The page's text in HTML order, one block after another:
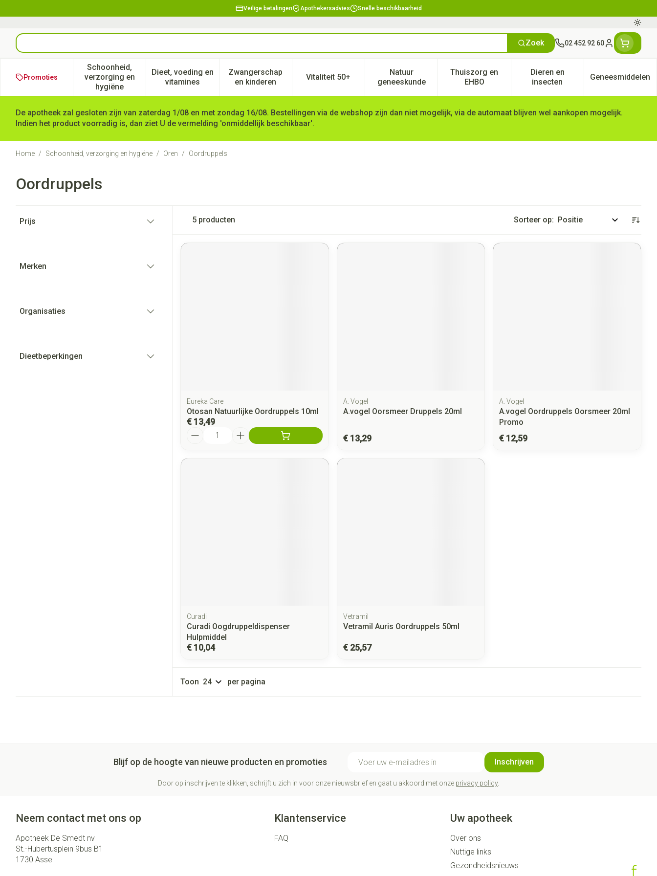
Veilige betalingen Apothekersadvies Snelle beschikbaarheid
Product, merk, categorie... Zoek 02 452 92 60
Klant menu
Promoties
Schoonheid,
verzorging en
hygiëne
Toon submenu voor Schoonheid, verzorging en hygiëne categorie
Dieet, voeding en
vitaminesToon submenu voor Dieet, voeding en vitamines categorie
Zwangerschap
en kinderenToon submenu voor Zwangerschap en kinderen categorie
Vitaliteit 50+Toon submenu voor Vitaliteit 50+ categorie
Natuur
geneeskunde
Toon submenu voor Natuur geneeskunde categorie
Thuiszorg en
EHBOToon submenu voor Thuiszorg en EHBO categorie
Dieren en
insectenToon submenu voor Dieren
Geneesmiddelen
Toon
De apotheek zal gesloten zijn van zaterdag 1/08 en met zondag 16/08. Bestellingen via de webshop zijn dan niet mogelijk, via de automaat blijven wel aankopen mogelijk.
Indien het product voorradig is, dan ziet U de vermelding 'onmiddellijk beschikbaar'.
Home / Schoonheid, verzorging en hygiëne / Oren / Oordruppels
Oordruppels
Prijs
Merken
Organisaties
Dieetbeperkingen
5 producten Sorteer op:
Eureka Care
Otosan Natuurlijke Oordruppels 10ml
€ 13,49
A. Vogel
A.vogel Oorsmeer Druppels 20ml
€ 13,29
A. Vogel
A.vogel Oordruppels Oorsmeer 20ml
Promo
€ 12,59
Curadi
Curadi Oogdruppeldispenser
Hulpmiddel
€ 10,04
Vetramil
Vetramil Auris Oordruppels 50ml
€ 25,57
Toon per pagina
Blijf op de hoogte van nieuwe producten en promoties Inschrijven
Door op inschrijven te klikken, schrijft u zich in voor onze nieuwsbrief en gaat u akkoord met onze privacy policy.
Neem contact met ons op
Apotheek De Smedt nv
St.-Hubertusplein 9bus B1
1730 Asse
Klantenservice
FAQ
Uw apotheek
Over ons
Nuttige links
Gezondheidsnieuws